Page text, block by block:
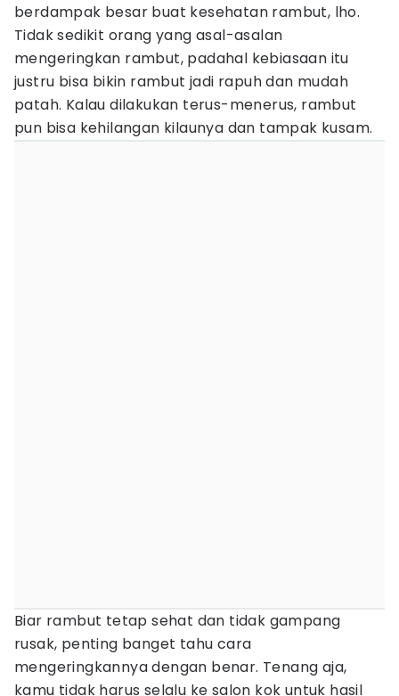
berdampak besar buat kesehatan rambut, lho.
Tidak sedikit orang yang asal-asalan
mengeringkan rambut, padahal kebiasaan itu
justru bisa bikin rambut jadi rapuh dan mudah
patah. Kalau dilakukan terus-menerus, rambut
pun bisa kehilangan kilaunya dan tampak kusam.
Biar rambut tetap sehat dan tidak gampang
rusak, penting banget tahu cara
mengeringkannya dengan benar. Tenang aja,
kamu tidak harus selalu ke salon kok untuk hasil